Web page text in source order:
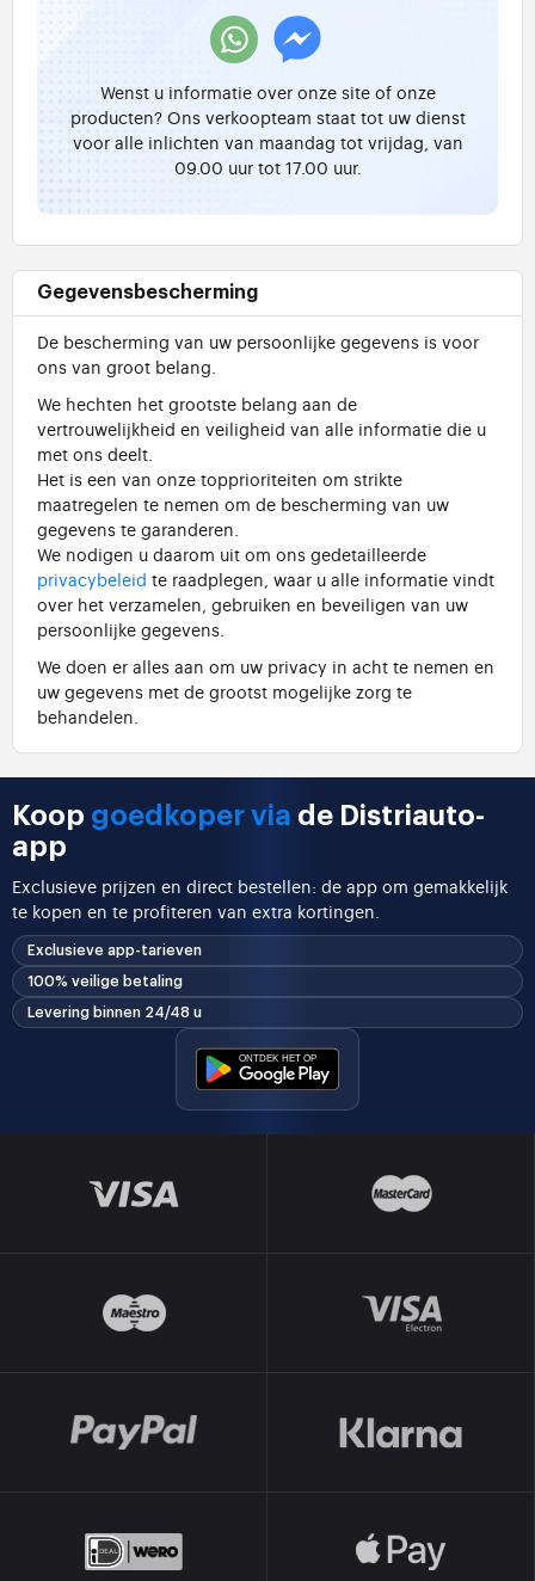
Wenst u informatie over onze site of onze
producten? Ons verkoopteam staat tot uw dienst
voor alle inlichten van maandag tot vrijdag, van
09.00 uur tot 17.00 uur.
Gegevensbescherming
De bescherming van uw persoonlijke gegevens is voor
ons van groot belang.
We hechten het grootste belang aan de
vertrouwelijkheid en veiligheid van alle informatie die u
met ons deelt.
Het is een van onze topprioriteiten om strikte
maatregelen te nemen om de bescherming van uw
gegevens te garanderen.
We nodigen u daarom uit om ons gedetailleerde
privacybeleid te raadplegen, waar u alle informatie vindt
over het verzamelen, gebruiken en beveiligen van uw
persoonlijke gegevens.
We doen er alles aan om uw privacy in acht te nemen en
uw gegevens met de grootst mogelijke zorg te
behandelen.
Koop goedkoper via de Distriauto-
app
Exclusieve prijzen en direct bestellen: de app om gemakkelijk
te kopen en te profiteren van extra kortingen.
Exclusieve app-tarieven
100% veilige betaling
Levering binnen 24/48 u